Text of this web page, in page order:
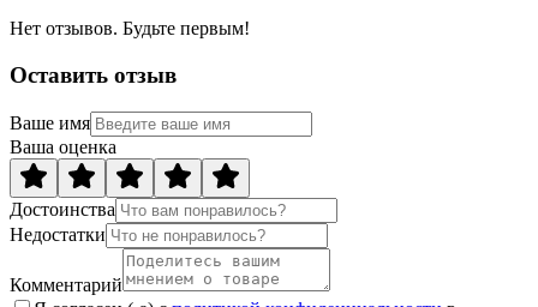
Нет отзывов. Будьте первым!
Оставить отзыв
Ваше имя
Ваша оценка
Достоинства
Недостатки
Комментарий